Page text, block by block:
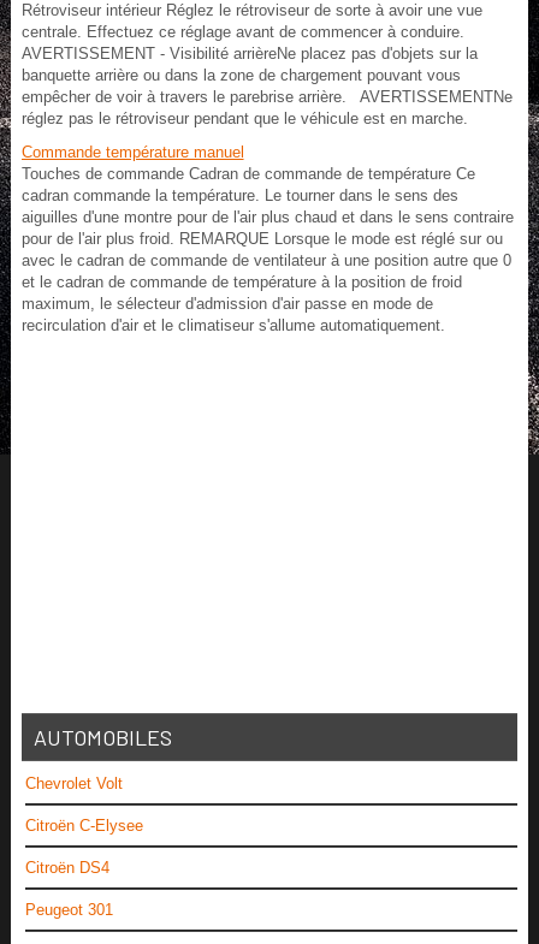
Rétroviseur intérieur Réglez le rétroviseur de sorte à avoir une vue
centrale. Effectuez ce réglage avant de commencer à conduire.
AVERTISSEMENT - Visibilité arrièreNe placez pas d'objets sur la
banquette arrière ou dans la zone de chargement pouvant vous
empêcher de voir à travers le parebrise arrière. AVERTISSEMENTNe
réglez pas le rétroviseur pendant que le véhicule est en marche.
Commande température manuel
Touches de commande Cadran de commande de température Ce
cadran commande la température. Le tourner dans le sens des
aiguilles d'une montre pour de l'air plus chaud et dans le sens contraire
pour de l'air plus froid. REMARQUE Lorsque le mode est réglé sur ou
avec le cadran de commande de ventilateur à une position autre que 0
et le cadran de commande de température à la position de froid
maximum, le sélecteur d'admission d'air passe en mode de
recirculation d'air et le climatiseur s'allume automatiquement.
AUTOMOBILES
Chevrolet Volt
Citroën C-Elysee
Citroën DS4
Peugeot 301